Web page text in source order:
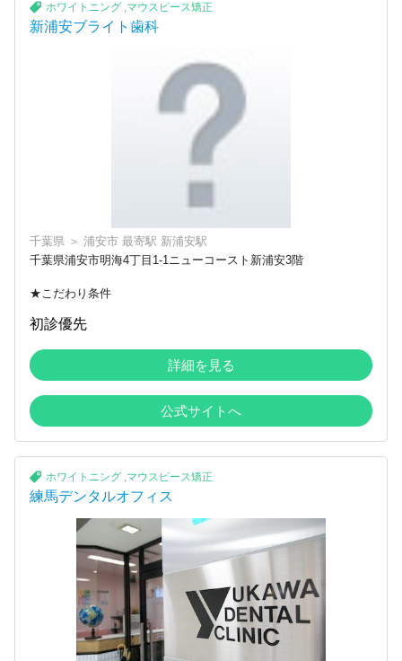
ホワイトニング ,マウスピース矯正
新浦安ブライト歯科
千葉県 ＞ 浦安市 最寄駅 新浦安駅
千葉県浦安市明海4丁目1-1ニューコースト新浦安3階
★こだわり条件
初診優先
詳細を見る
公式サイトへ
ホワイトニング ,マウスピース矯正
練馬デンタルオフィス